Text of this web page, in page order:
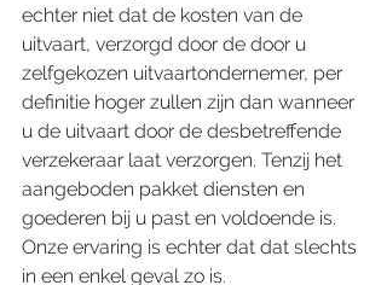
echter niet dat de kosten van de
uitvaart, verzorgd door de door u
zelfgekozen uitvaartondernemer, per
definitie hoger zullen zijn dan wanneer
u de uitvaart door de desbetreffende
verzekeraar laat verzorgen. Tenzij het
aangeboden pakket diensten en
goederen bij u past en voldoende is.
Onze ervaring is echter dat dat slechts
in een enkel geval zo is.